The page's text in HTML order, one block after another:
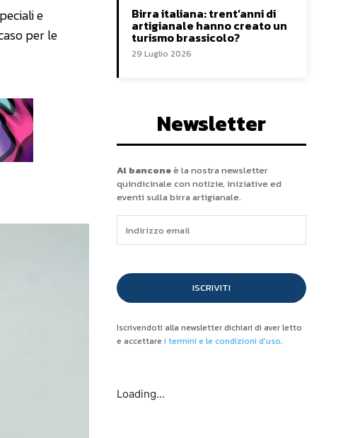
e
per le
Birra italiana: trent’anni di
artigianale hanno creato un
turismo brassicolo?
29 Luglio 2026
Newsletter
Al banconeè la nostra newsletter
quindicinale con notizie, iniziative ed
eventi sulla birra artigianale.
ISCRIVITI
Iscrivendoti alla newsletter dichiari di aver letto
e accettare i termini e le condizioni d'uso.
Loading...